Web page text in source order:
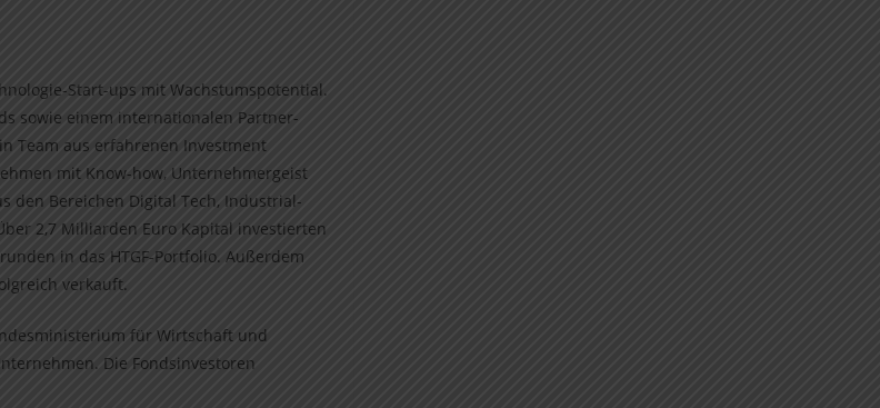
Start-ups mit Wachstumspotential.
sowie einem internationalen Partner-
Team aus erfahrenen Investment
mit Know-how, Unternehmergeist
den Bereichen Digital Tech, Industrial-
2,7 Milliarden Euro Kapital investierten
in das HTGF-Portfolio. Außerdem
verkauft.
für Wirtschaft und
Die Fondsinvestoren